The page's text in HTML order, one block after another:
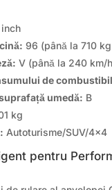
inch
96 (până la 710
V (până la 240 km/
de
umedă: B
kg
Autoturisme/SUV/4×4
pentru